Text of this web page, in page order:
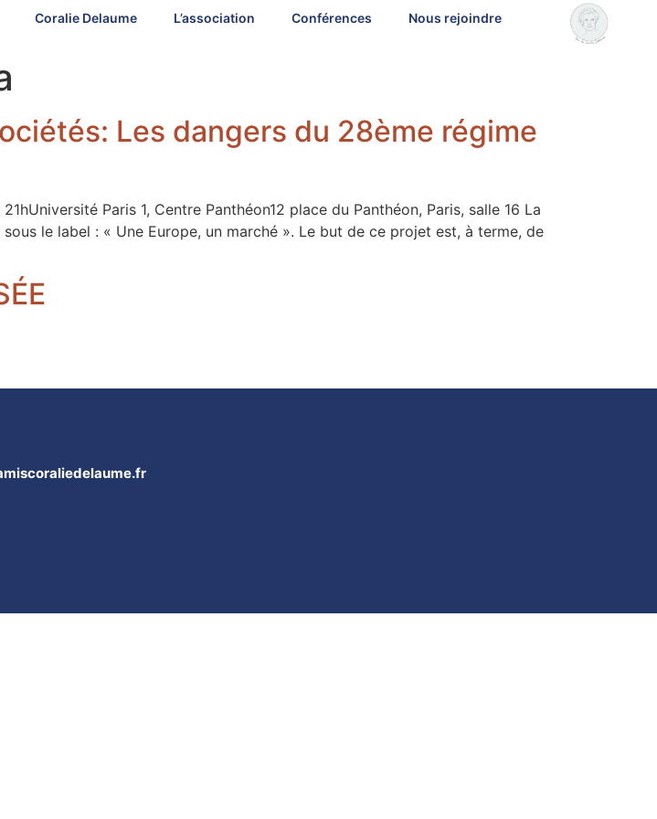
Coralie Delaume L’association Conférences Nous rejoindre
Les dangers du 28ème régime
Paris 1, Centre Panthéon12 place du Panthéon, Paris, salle 16 La
le label : « Une Europe, un marché ». Le but de ce projet est, à terme, de